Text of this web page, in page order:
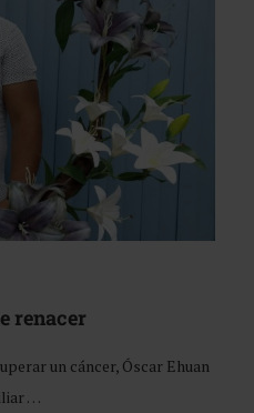
renacer
un cáncer, Óscar Ehuan
…